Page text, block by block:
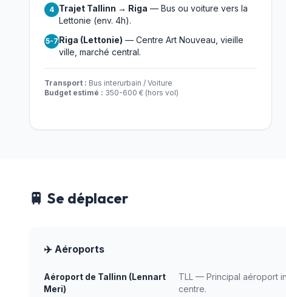
4 Trajet Tallinn → Riga — Bus ou voiture vers la
Lettonie (env. 4h).
5-7Riga (Lettonie) — Centre Art Nouveau, vieille
ville, marché central.
Transport : Bus interurbain / Voiture
Budget estimé : 350-600 € (hors vol)
🚆 Se déplacer
✈️ Aéroports
Aéroport de Tallinn (Lennart
Meri)
TLL — Principal aéroport
centre.